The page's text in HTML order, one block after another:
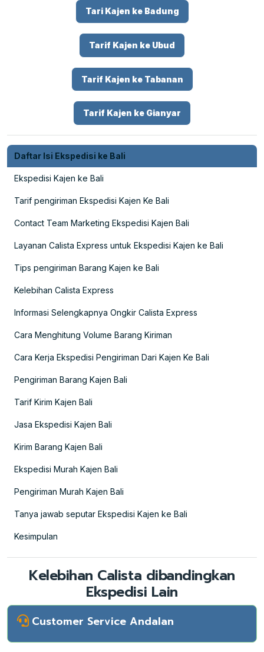
Tari Kajen ke Badung
Tarif Kajen ke Ubud
Tarif Kajen ke Tabanan
Tarif Kajen ke Gianyar
Daftar Isi Ekspedisi ke Bali
Ekspedisi Kajen ke Bali
Tarif pengiriman Ekspedisi Kajen Ke Bali
Contact Team Marketing Ekspedisi Kajen Bali
Layanan Calista Express untuk Ekspedisi Kajen ke Bali
Tips pengiriman Barang Kajen ke Bali
Kelebihan Calista Express
Informasi Selengkapnya Ongkir Calista Express
Cara Menghitung Volume Barang Kiriman
Cara Kerja Ekspedisi Pengiriman Dari Kajen Ke Bali
Pengiriman Barang Kajen Bali
Tarif Kirim Kajen Bali
Jasa Ekspedisi Kajen Bali
Kirim Barang Kajen Bali
Ekspedisi Murah Kajen Bali
Pengiriman Murah Kajen Bali
Tanya jawab seputar Ekspedisi Kajen ke Bali
Kesimpulan
Kelebihan Calista dibandingkan
Ekspedisi Lain
Customer Service Andalan